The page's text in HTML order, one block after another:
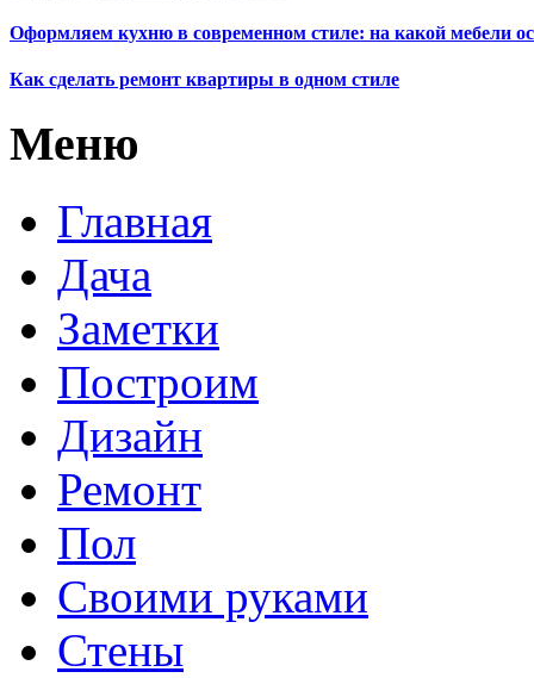
Оформляем кухню в современном стиле: на какой мебели
Как сделать ремонт квартиры в одном стиле
Меню
Главная
Дача
Заметки
Построим
Дизайн
Ремонт
Пол
Своими руками
Стены